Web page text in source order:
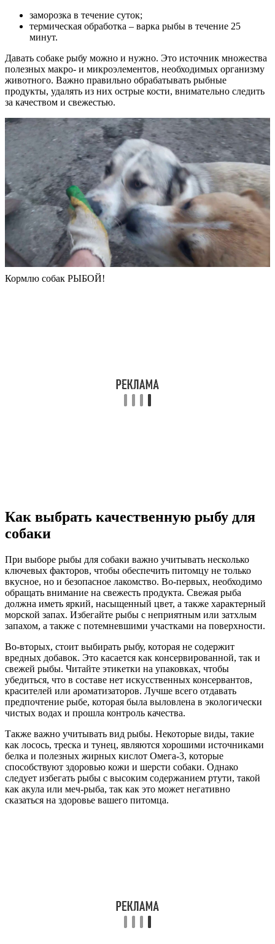
заморозка в течение суток;
термическая обработка – варка рыбы в течение 25
минут.
Давать собаке рыбу можно и нужно. Это источник множества
полезных макро- и микроэлементов, необходимых организму
животного. Важно правильно обрабатывать рыбные
продукты, удалять из них острые кости, внимательно следить
за качеством и свежестью.
Кормлю собак РЫБОЙ!
Как выбрать качественную рыбу для
собаки
При выборе рыбы для собаки важно учитывать несколько
ключевых факторов, чтобы обеспечить питомцу не только
вкусное, но и безопасное лакомство. Во-первых, необходимо
обращать внимание на свежесть продукта. Свежая рыба
должна иметь яркий, насыщенный цвет, а также характерный
морской запах. Избегайте рыбы с неприятным или затхлым
запахом, а также с потемневшими участками на поверхности.
Во-вторых, стоит выбирать рыбу, которая не содержит
вредных добавок. Это касается как консервированной, так и
свежей рыбы. Читайте этикетки на упаковках, чтобы
убедиться, что в составе нет искусственных консервантов,
красителей или ароматизаторов. Лучше всего отдавать
предпочтение рыбе, которая была выловлена в экологически
чистых водах и прошла контроль качества.
Также важно учитывать вид рыбы. Некоторые виды, такие
как лосось, треска и тунец, являются хорошими источниками
белка и полезных жирных кислот Омега-3, которые
способствуют здоровью кожи и шерсти собаки. Однако
следует избегать рыбы с высоким содержанием ртути, такой
как акула или меч-рыба, так как это может негативно
сказаться на здоровье вашего питомца.